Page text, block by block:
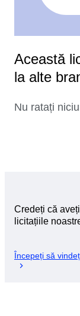
Această
la alte
Nu ratați
Credeți că
licitațiile
Începeți să